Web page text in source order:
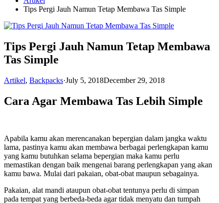
Tips Pergi Jauh Namun Tetap Membawa Tas Simple
Tips Pergi Jauh Namun Tetap Membawa
Tas Simple
Artikel, Backpacks·July 5, 2018December 29, 2018
Cara Agar Membawa Tas Lebih Simple
Apabila kamu akan merencanakan bepergian dalam jangka waktu
lama, pastinya kamu akan membawa berbagai perlengkapan kamu
yang kamu butuhkan selama bepergian maka kamu perlu
memastikan dengan baik mengenai barang perlengkapan yang akan
kamu bawa. Mulai dari pakaian, obat-obat maupun sebagainya.
Pakaian, alat mandi ataupun obat-obat tentunya perlu di simpan
pada tempat yang berbeda-beda agar tidak menyatu dan tumpah